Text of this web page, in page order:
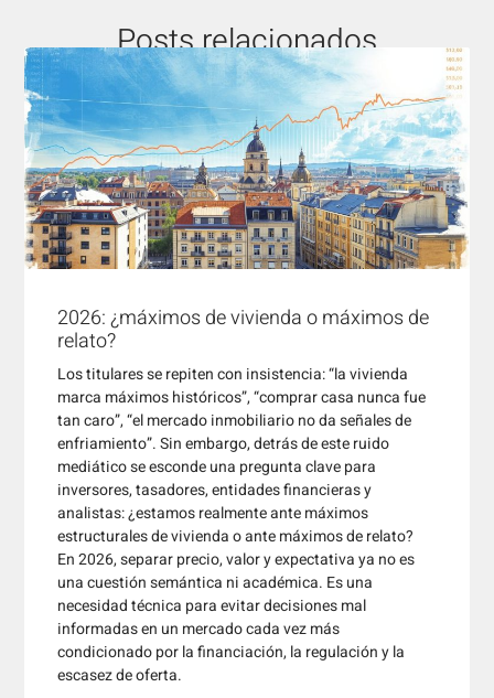
Posts relacionados
2026: ¿máximos de vivienda o máximos de
relato?
Los titulares se repiten con insistencia: “la vivienda
marca máximos históricos”, “comprar casa nunca fue
tan caro”, “el mercado inmobiliario no da señales de
enfriamiento”. Sin embargo, detrás de este ruido
mediático se esconde una pregunta clave para
inversores, tasadores, entidades financieras y
analistas: ¿estamos realmente ante máximos
estructurales de vivienda o ante máximos de relato?
En 2026, separar precio, valor y expectativa ya no es
una cuestión semántica ni académica. Es una
necesidad técnica para evitar decisiones mal
informadas en un mercado cada vez más
condicionado por la financiación, la regulación y la
escasez de oferta.